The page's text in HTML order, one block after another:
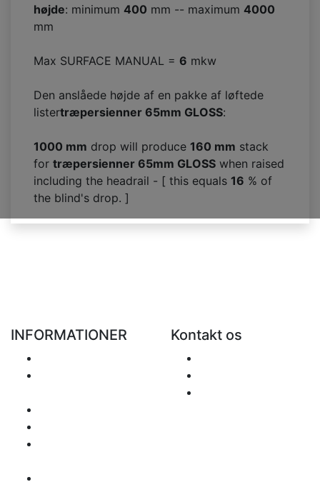
højde: minimum 400 mm -- maximum 4000
mm
Max SURFACE MANUAL = 6 mkw
Den anslåede højde af en pakke af løftede
listertræpersienner 65mm GLOSS:
1000 mm drop will produce 160 mm stack
for træpersienner 65mm GLOSS when raised
including the headrail - [ this equals 16 % of
the blind's drop. ]
INFORMATIONER Kontakt os